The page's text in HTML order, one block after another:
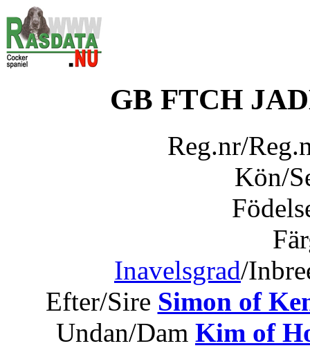
GB FTCH
Reg.nr/
Kön/
Inavelsgrad/
Efter/Sire Simon of
Undan/Dam Kim of